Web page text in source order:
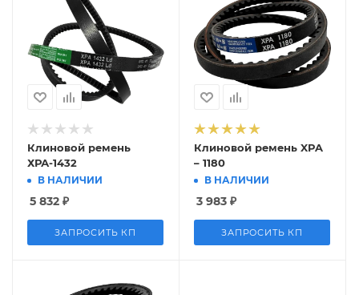
Клиновой ремень
ХРА-1432
В НАЛИЧИИ
5 832 ₽
ЗАПРОСИТЬ КП
Клиновой ремень XPA
– 1180
В НАЛИЧИИ
3 983 ₽
ЗАПРОСИТЬ КП